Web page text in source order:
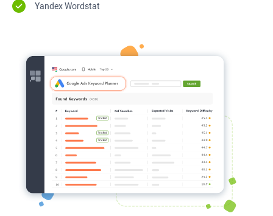
Yandex Wordstat